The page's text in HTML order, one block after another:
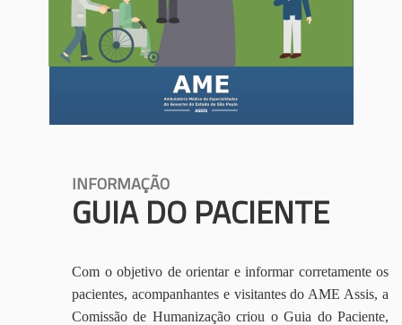
INFORMAÇÃO
GUIA DO PACIENTE
Com o objetivo de orientar e informar corretamente os
pacientes, acompanhantes e visitantes do AME Assis, a
Comissão de Humanização criou o Guia do Paciente,